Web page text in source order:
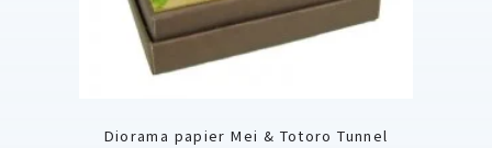
Diorama papier Mei & Totoro Tunnel